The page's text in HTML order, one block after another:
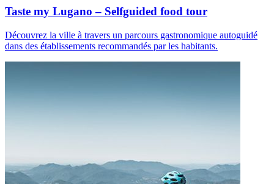
Taste my Lugano – Selfguided food tour
Découvrez la ville à travers un parcours gastronomique autoguidé
dans des établissements recommandés par les habitants.